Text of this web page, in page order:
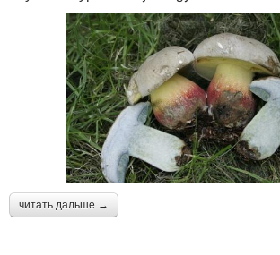
читать дальше →